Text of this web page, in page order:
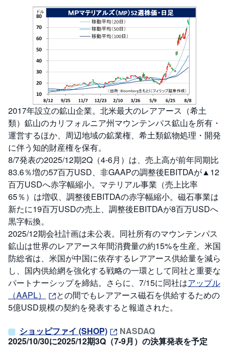
2017年設立の鉱山企業。北米最大のレアアース（希土
類）鉱山のカリフォルニア州マウンテンパス鉱山を所有・
運営するほか、周辺地域の鉱業権、希土類鉱物処理・開発
に伴う知的財産権を保有。
8/7発表の2025/12期2Q（4-6月）は、売上高が前年同期比
83.6％増の57百万USD、非GAAPの調整後EBITDAが▲12
百万USDへ赤字幅縮小。マテリアル事業（売上比率
65％）は増収、調整後EBITDAの赤字幅縮小。磁石事業は
新たに19百万USDの売上、調整後EBITDAが8百万USDへ
黒字転換。
2025/12期会社計画は未公表。同社所有のマウンテンパス
鉱山は世界のレアアース年間消費量の約15%を生産。米国
防総省は、米国が中国に依存するレアアース供給量を減ら
し、国内供給網を強化する戦略の一環として同社と重要な
パートナーシップを締結。さらに、7/15に同社はアップル
（AAPL）
との間でもレアアース磁石を供給するための
5億USD規模の契約を発表すると報道された。
ショッピファイ (SHOP)
NASDAQ
2025/10/30に2025/12期3Q（7-9月）の決算発表を予定